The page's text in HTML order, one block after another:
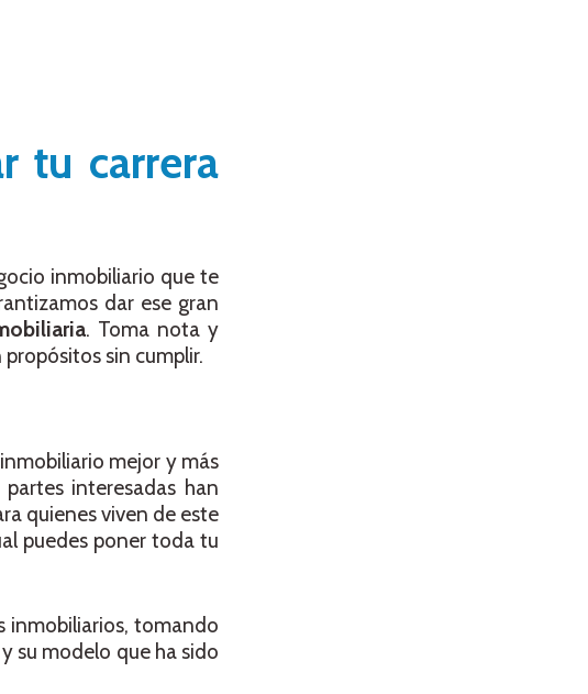
tu carrera
inmobiliario que te
dar ese gran
. Toma nota y
sin cumplir.
mejor y más
interesadas han
quienes viven de este
puedes poner toda tu
inmobiliarios, tomando
su modelo que ha sido